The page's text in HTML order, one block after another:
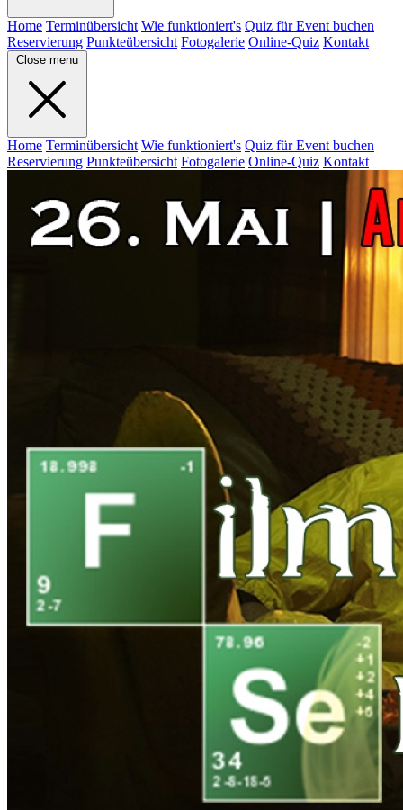
Home Terminübersicht Wie funktioniert's Quiz für Event buchen
Reservierung Punkteübersicht Fotogalerie Online-Quiz Kontakt
Close menu
Home Terminübersicht Wie funktioniert's Quiz für Event buchen
Reservierung Punkteübersicht Fotogalerie Online-Quiz Kontakt